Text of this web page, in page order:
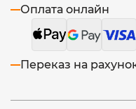
Оплата онлайн
Переказ на